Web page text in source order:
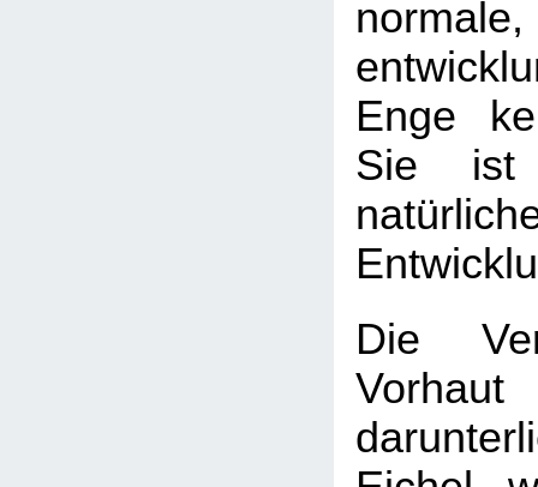
normale,
Enge
Sie ist
Die